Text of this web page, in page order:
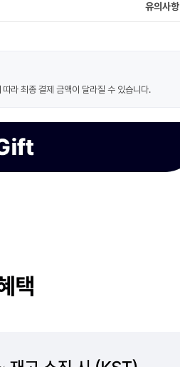
유의사항
라 최종 결제 금액이 달라질 수 있습니다.